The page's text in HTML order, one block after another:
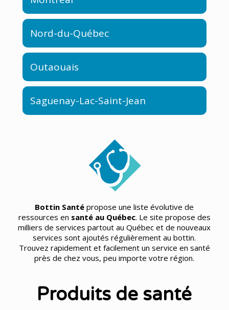
Nord-du-Québec
Outaouais
Saguenay-Lac-Saint-Jean
Bottin Santé propose une liste évolutive de
ressources en santé au Québec. Le site propose des
milliers de services partout au Québec et de nouveaux
services sont ajoutés régulièrement au bottin.
Trouvez rapidement et facilement un service en santé
près de chez vous, peu importe votre région.
Produits de santé